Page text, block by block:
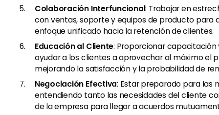
Colaboración Interfuncional: Trabajar en
con ventas, soporte y equipos de producto para
enfoque unificado hacia la retención de clientes.
Educación al Cliente: Proporcionar capacitación
ayudar a los clientes a aprovechar al máximo el
mejorando la satisfacción y la probabilidad de
Negociación Efectiva: Estar preparado para las
entendiendo tanto las necesidades del cliente
de la empresa para llegar a acuerdos